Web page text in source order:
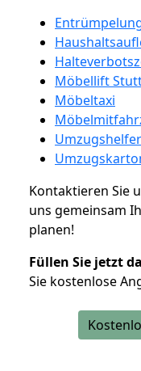
Möbellift
Möbeltaxi
Kontaktieren Sie
uns gemeinsam
planen!
Füllen Sie jetzt
Sie kostenlose